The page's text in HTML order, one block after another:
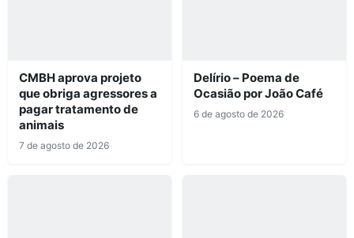
CMBH aprova projeto
que obriga agressores a
pagar tratamento de
animais
7 de agosto de 2026
Delírio – Poema de
Ocasião por João Café
6 de agosto de 2026